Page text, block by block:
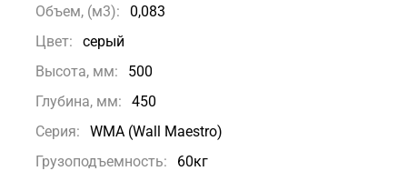
Объем, (м3):
0,083
Цвет:
серый
Высота, мм:
500
Глубина, мм:
450
Серия:
WMA (Wall Maestro)
Грузоподъемность:
60кг